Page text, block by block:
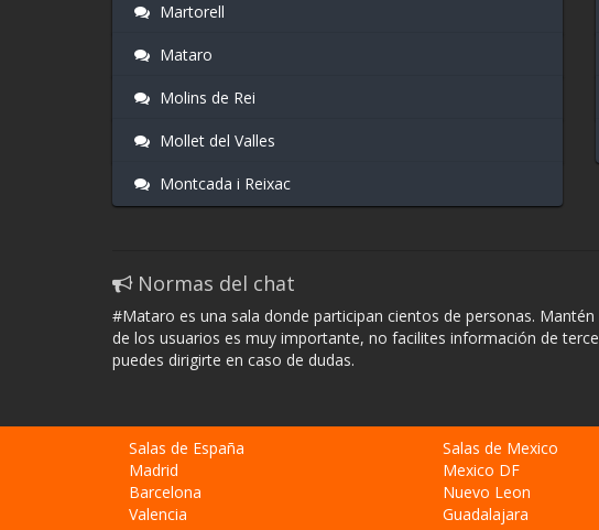
Martorell
Mataro
Molins de Rei
Mollet del Valles
Montcada i Reixac
Normas del chat
#Mataro es una sala donde participan cientos de personas.
de los usuarios es muy importante, no facilites información de
puedes dirigirte en caso de dudas.
Salas de España
Madrid
Barcelona
Valencia
Salas de Mexico
Mexico DF
Nuevo Leon
Guadalajara